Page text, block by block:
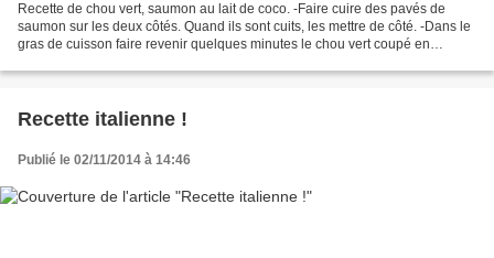
Recette de chou vert, saumon au lait de coco. -Faire cuire des pavés de
saumon sur les deux côtés. Quand ils sont cuits, les mettre de côté. -Dans le
gras de cuisson faire revenir quelques minutes le chou vert coupé en
Recette italienne !
Publié le 02/11/2014 à 14:46